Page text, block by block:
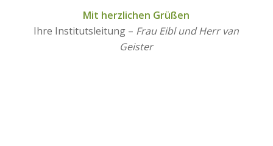
Mit herzlichen Grüßen
Ihre Institutsleitung – Frau Eibl und Herr van
Geister